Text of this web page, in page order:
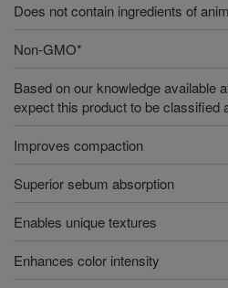
Does not contain ingredients of
Non-GMO*
Based on our knowledge available
expect this product to be classified
Improves compaction
Superior sebum absorption
Enables unique textures
Enhances color intensity